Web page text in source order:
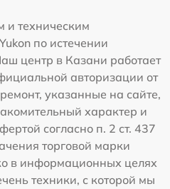
и техническим
по истечении
центр в Казани работает
авторизации от
указанные на сайте,
характер и
согласно п. 2 ст. 437
торговой марки
в информационных целях
техники, с которой мы